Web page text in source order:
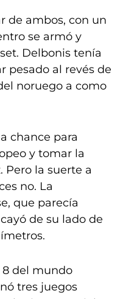
de ambos, con un
se armó y
Delbonis tenía
pesado al revés de
noruego a como
chance para
y tomar la
Pero la suerte a
no. La
que parecía
de su lado de
del mundo
tres juegos